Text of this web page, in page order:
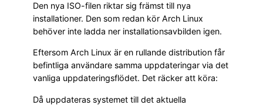
Den nya ISO-filen riktar sig främst till nya
installationer. Den som redan kör Arch Linux
behöver inte ladda ner installationsavbilden igen.
Eftersom Arch Linux är en rullande distribution får
befintliga användare samma uppdateringar via det
vanliga uppdateringsflödet. Det räcker att köra:
Då uppdateras systemet till det aktuella